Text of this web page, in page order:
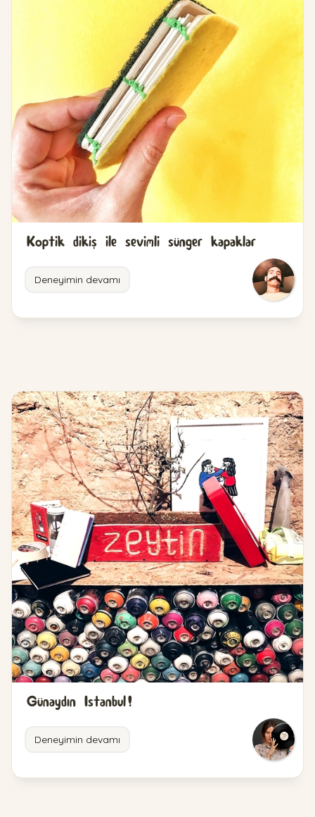
Koptik dikiş ile sevimli sünger kapaklar
Deneyimin devamı
Günaydın Istanbul!
Deneyimin devamı